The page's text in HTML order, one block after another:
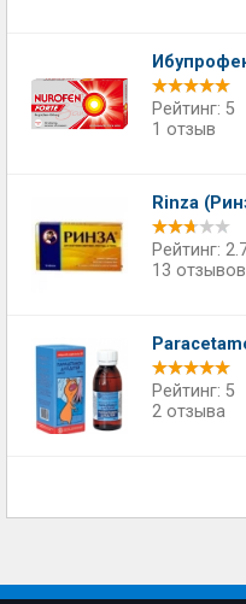
Рейтинг: 5
1 отзыв
Rinza
Рейтинг:
13 отзывов
Рейтинг: 5
2 отзыва